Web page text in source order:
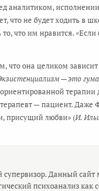
аналитиком,
что не будет ходить в
что им нравится. «Если
что она целиком
— это
терапии
— пациент. Даже
присущий любви» (И.
Данный
психоанализ